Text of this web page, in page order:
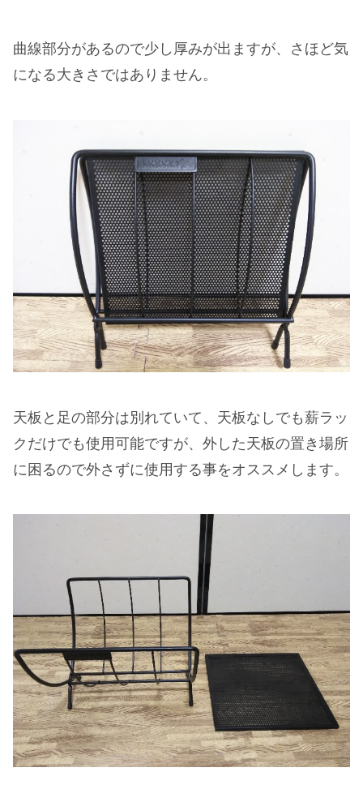
曲線部分があるので少し厚みが出ますが、さほど気
になる大きさではありません。
天板と足の部分は別れていて、天板なしでも薪ラッ
クだけでも使用可能ですが、外した天板の置き場所
に困るので外さずに使用する事をオススメします。